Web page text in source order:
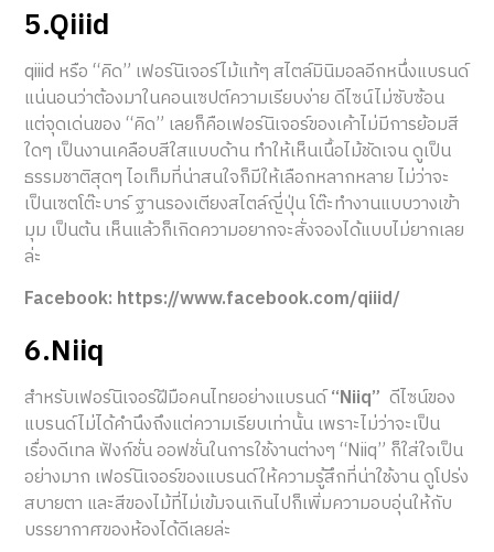
5.Qiiid
qiiid หรือ “คิด” เฟอร์นิเจอร์ไม้แท้ๆ สไตล์มินิมอลอีกหนึ่งแบรนด์
แน่นอนว่าต้องมาในคอนเซปต์ความเรียบง่าย ดีไซน์ไม่ซับซ้อน
แต่จุดเด่นของ “คิด” เลยก็คือเฟอร์นิเจอร์ของเค้าไม่มีการย้อมสี
ใดๆ เป็นงานเคลือบสีใสแบบด้าน ทำให้เห็นเนื้อไม้ชัดเจน ดูเป็น
ธรรมชาติสุดๆ ไอเท็มที่น่าสนใจก็มีให้เลือกหลากหลาย ไม่ว่าจะ
เป็นเซตโต๊ะบาร์ ฐานรองเตียงสไตล์ญี่ปุ่น โต๊ะทำงานแบบวางเข้า
มุม เป็นต้น เห็นแล้วก็เกิดความอยากจะสั่งจองได้แบบไม่ยากเลย
ล่ะ
Facebook: https://www.facebook.com/qiiid/
6.Niiq
สำหรับเฟอร์นิเจอร์ฝีมือคนไทยอย่างแบรนด์“Niiq” ดีไซน์ของ
แบรนด์ไม่ได้คำนึงถึงแต่ความเรียบเท่านั้น เพราะไม่ว่าจะเป็น
เรื่องดีเทล ฟังก์ชั่น ออฟชั่นในการใช้งานต่างๆ “Niiq” ก็ใส่ใจเป็น
อย่างมาก เฟอร์นิเจอร์ของแบรนด์ให้ความรู้สึกที่น่าใช้งาน ดูโปร่ง
สบายตา และสีของไม้ที่ไม่เข้มจนเกินไปก็เพิ่มความอบอุ่นให้กับ
บรรยากาศของห้องได้ดีเลยล่ะ